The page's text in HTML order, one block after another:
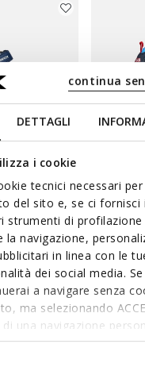
DETTAGLI
i cookie
tecnici necessari
del sito e, se ci fornisci
strumenti di
la navigazione,
in linea con le
dei social media.
a navigare senza
ma selezionando
una navigazione
ed interessi.
potrai anche scegliere
continua
GARÇON
1 COULEUR
Baskets
€39,00
DIVERTISSEMENT